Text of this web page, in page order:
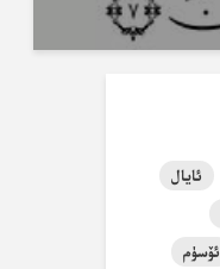
ئايال
ئۆسۈم